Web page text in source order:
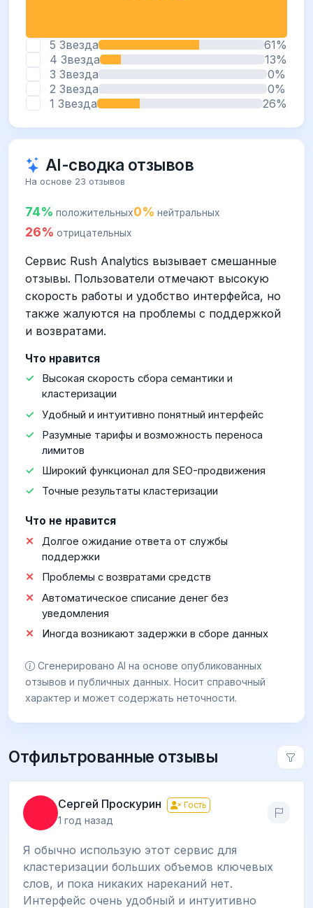
5 Звезда
61%
4 Звезда
13%
3 Звезда
0%
2 Звезда
0%
1 Звезда
26%
AI-сводка отзывов
На основе 23 отзывов
74% положительных0% нейтральных
26% отрицательных
Сервис Rush Analytics вызывает смешанные
отзывы. Пользователи отмечают высокую
скорость работы и удобство интерфейса, но
также жалуются на проблемы с поддержкой
и возвратами.
Что нравится
Высокая скорость сбора семантики и
кластеризации
Удобный и интуитивно понятный интерфейс
Разумные тарифы и возможность переноса
лимитов
Широкий функционал для SEO-продвижения
Точные результаты кластеризации
Что не нравится
Долгое ожидание ответа от службы
поддержки
Проблемы с возвратами средств
Автоматическое списание денег без
уведомления
Иногда возникают задержки в сборе данных
Сгенерировано AI на основе опубликованных
отзывов и публичных данных. Носит справочный
характер и может содержать неточности.
Отфильтрованные отзывы
Сергей Проскурин Гость
1 год назад
Я обычно использую этот сервис для
кластеризации больших объемов ключевых
слов, и пока никаких нареканий нет.
Интерфейс очень удобный и интуитивно